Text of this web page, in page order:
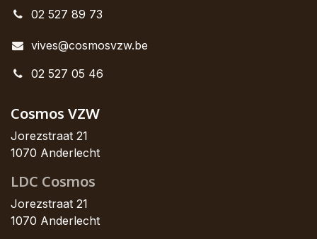
02 527 89 73
vives@cosmosvzw.be
02 527 05 46
Cosmos VZW
Jorezstraat 21
1070 Anderlecht
LDC Cosmos
Jorezstraat 21
1070 Anderlecht